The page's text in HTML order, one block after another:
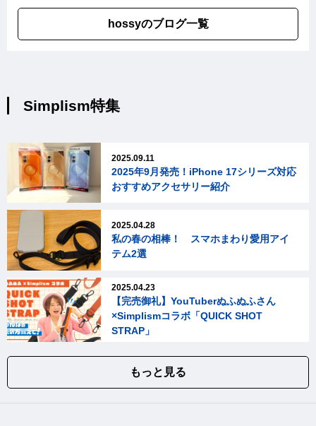
hossyのブログ一覧
Simplism特集
2025.09.11
2025年9月発売！iPhone 17シリーズ対応
おすすめアクセサリー紹介
2025.04.28
私の春の相棒！ スマホまわり愛用アイ
テム2選
2025.04.23
【完売御礼】YouTuberぬふぬふさん
×Simplismコラボ「QUICK SHOT
STRAP」
もっと見る